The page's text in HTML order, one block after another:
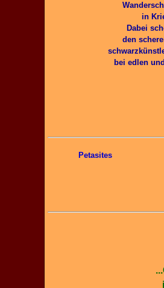
in
Dabei
den
bei edlen
Petasites